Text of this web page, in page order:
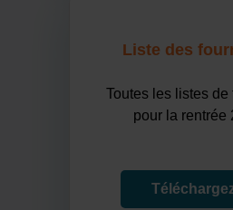
Liste des
Toutes les listes de
pour la rentrée